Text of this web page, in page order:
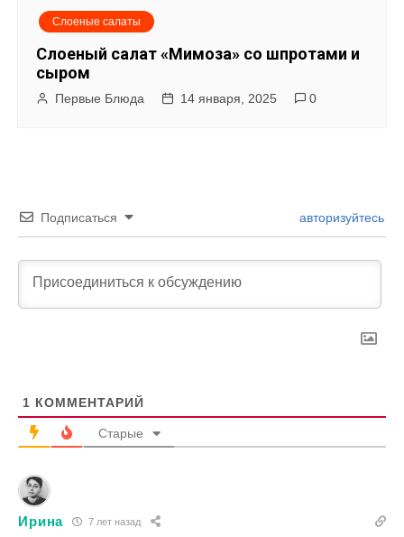
Слоеные салаты
Слоеный салат «Мимоза» со шпротами и
сыром
Первые Блюда 14 января, 2025 0
Подписаться авторизуйтесь
1 КОММЕНТАРИЙ
Старые
Ирина 7 лет назад